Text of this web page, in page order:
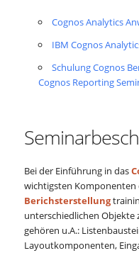
Cognos Analytics
IBM Cognos
Schulung Cognos
Cognos Reporting
Bei der Einführung in das
wichtigsten Komponenten
Berichsterstellung
unterschiedlichen Objekte
gehören u.A.:
Layoutkomponenten,